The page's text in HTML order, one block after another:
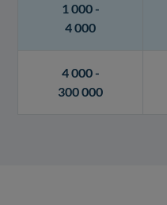
1 000 -
4 000
4 000 -
300 000